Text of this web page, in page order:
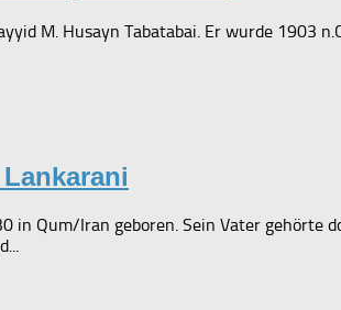
M. Husayn Tabatabai. Er wurde 1903
in Qum/Iran geboren. Sein Vater